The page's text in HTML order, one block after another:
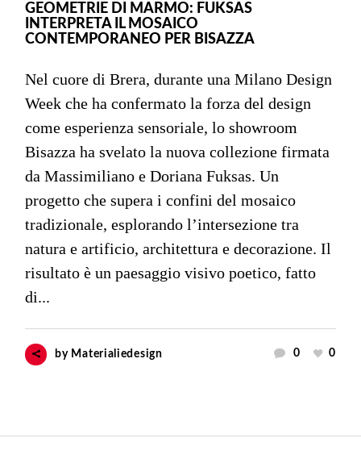
GEOMETRIE DI MARMO: FUKSAS
INTERPRETA IL MOSAICO
CONTEMPORANEO PER BISAZZA
Nel cuore di Brera, durante una Milano Design
Week che ha confermato la forza del design
come esperienza sensoriale, lo showroom
Bisazza ha svelato la nuova collezione firmata
da Massimiliano e Doriana Fuksas. Un
progetto che supera i confini del mosaico
tradizionale, esplorando l’intersezione tra
natura e artificio, architettura e decorazione. Il
risultato è un paesaggio visivo poetico, fatto
di...
by Materialiedesign 0 0